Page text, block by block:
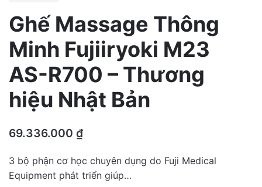
Ghế Massage Thông
Minh Fujiiryoki M23
AS-R700 – Thương
hiệu Nhật Bản
69.336.000 ₫
3 bộ phận cơ học chuyên dụng do Fuji Medical
Equipment phát triển giúp…